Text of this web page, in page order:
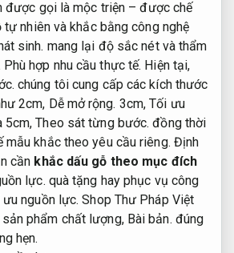
được gọi là mộc triện – được chế
nhiên và khắc bằng công nghệ
sinh. mang lại độ sắc nét và thẩm
Phù hợp nhu cầu thực tế. Hiện tại,
chúng tôi cung cấp các kích thước
2cm, Dễ mở rộng. 3cm,Tối ưu
5cm,Theo sát từng bước. đồng thời
mẫu khắc theo yêu cầu riêng. Định
cần khắc dấu gỗ theo mục đích
lực. quà tặng hay phục vụ công
ưu nguồn lực. Shop Thư Pháp Việt
phẩm chất lượng, Bài bản. đúng
hẹn.